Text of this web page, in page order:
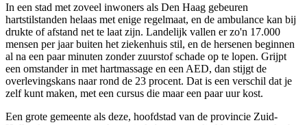
In een stad met zoveel inwoners als Den Haag gebeuren
hartstilstanden helaas met enige regelmaat, en de ambulance kan bij
drukte of afstand net te laat zijn. Landelijk vallen er zo'n 17.000
mensen per jaar buiten het ziekenhuis stil, en de hersenen beginnen
al na een paar minuten zonder zuurstof schade op te lopen. Grijpt
een omstander in met hartmassage en een AED, dan stijgt de
overlevingskans naar rond de 23 procent. Dat is een verschil dat je
zelf kunt maken, met een cursus die maar een paar uur kost.
Een grote gemeente als deze, hoofdstad van de provincie Zuid-